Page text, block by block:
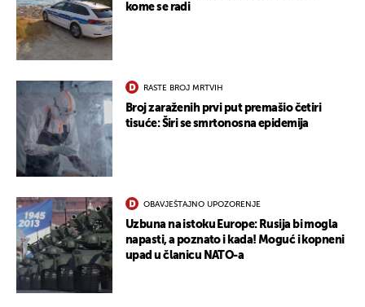
kome se radi
RASTE BROJ MRTVIH
Broj zaraženih prvi put premašio četiri
tisuće: Širi se smrtonosna epidemija
OBAVJEŠTAJNO UPOZORENJE
Uzbuna na istoku Europe: Rusija bi mogla
napasti, a poznato i kada! Moguć i kopneni
upad u članicu NATO-a